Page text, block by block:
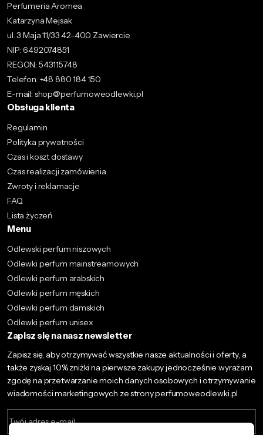
Perfumeria Aromea
Katarzyna Mejsak
ul. 3 Maja 11/33 42-400 Zawiercie
NIP: 6492074851
REGON: 543115748
Telefon: +48 880 184 150
E-mail: shop@perfumoweodlewki.pl
Obsługa klienta
Regulamin
Polityka prywatności
Czas i koszt dostawy
Czas realizacji zamówienia
Zwroty i reklamacje
FAQ
Lista życzeń
Menu
Odlewski perfum niszowych
Odlewki perfum mainstreamowych
Odlewki perfum arabskich
Odlewki perfum męskich
Odlewki perfum damskich
Odlewki perfum unisex
Zapisz się na nasz newsletter
Zapisz się, aby otrzymywać wszystkie nasze aktualności i oferty, a
także zyskaj 10% zniżki na pierwsze zakupy jednocześnie wyrażam
zgodę na przetwarzanie moich danych osobowych i otrzymywanie
wiadomości marketingowych ze strony perfumoweodlewki.pl